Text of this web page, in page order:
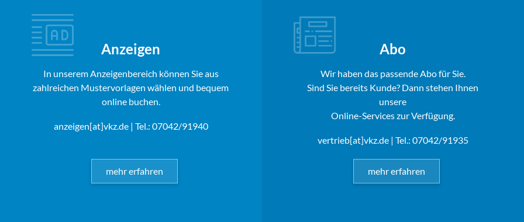
Anzeigen
In unserem Anzeigenbereich können Sie aus
zahlreichen Mustervorlagen wählen und bequem
online buchen.
anzeigen[at]vkz.de| Tel.: 07042/91940
mehr erfahren
Abo
Wir haben das passende Abo für Sie.
Sind Sie bereits Kunde? Dann stehen Ihnen
unsere
Online-Services zur Verfügung.
vertrieb[at]vkz.de| Tel.: 07042/91935
mehr erfahren